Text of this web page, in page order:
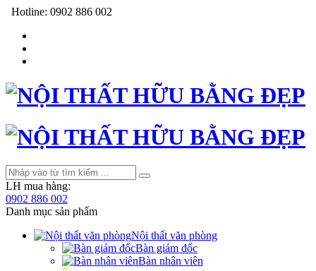
Hotline: 0902 886 002
LH mua hàng:
0902 886 002
Danh mục sản phẩm
Nội thất văn phòng
Bàn giám đốc
Bàn nhân viên